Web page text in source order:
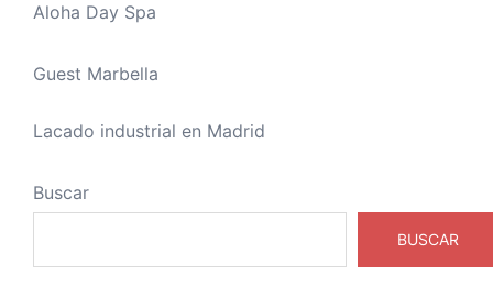
Aloha Day Spa
Guest Marbella
Lacado industrial en Madrid
Buscar
BUSCAR